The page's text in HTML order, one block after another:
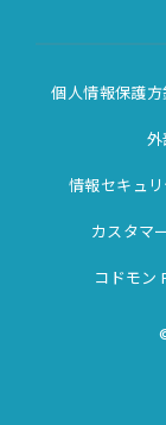
個人情報保護方
情報セキュ
カスタマ
コドモン